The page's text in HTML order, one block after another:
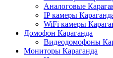
Аналоговые
IP камеры
WiFi камеры
Домофон Караганда
Видеодомофоны
Мониторы Караганда